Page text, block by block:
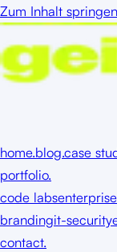
Zum Inhalt springen
home.blog.case
portfolio.
code labs
brandingit-security
contact.